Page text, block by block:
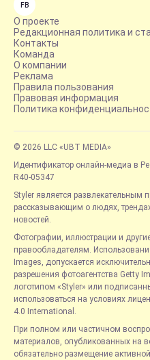
FB
О проекте
Редакционная политика и
Контакты
Команда
О компании
Реклама
Правила пользования
Правовая информация
Политика
© 2026 LLC «UBT MEDIA»
Идентификатор онлайн-медиа в
R40-05347
Styler является развлекательным
рассказывающим о людях,
новостей.
Фотографии, иллюстрации и
правообладателям.
Images, допускается
разрешения фотоагентства Getty
логотипом «Styler» или
использоваться на условиях
4.0 International.
При полном или частичном
материалов, опубликованных на
обязательно размещение